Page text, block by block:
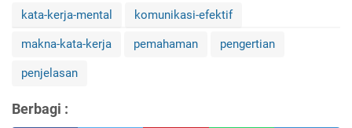
kata-kerja-mental komunikasi-efektif
makna-kata-kerja pemahaman pengertian
penjelasan
Berbagi :